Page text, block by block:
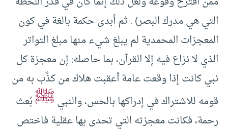
التي هي مدرك البصر) . ثم أبدى حكمة بالغة في كون
المعجزات المحمدية لم يبلغ شيء منها مبلغ التواتر
الذي لا نزاع فيه إلا القرآن، بما حاصله: إن معجزة كل
نبي كانت إذا وقعت عامة أعقبت هلاك من كذَّب به من
قومه للاشتراك في إدراكها بالحس، والنبيﷺبُعث
رحمة، فكانت معجزته التي تحدى بها عقلية فاختص